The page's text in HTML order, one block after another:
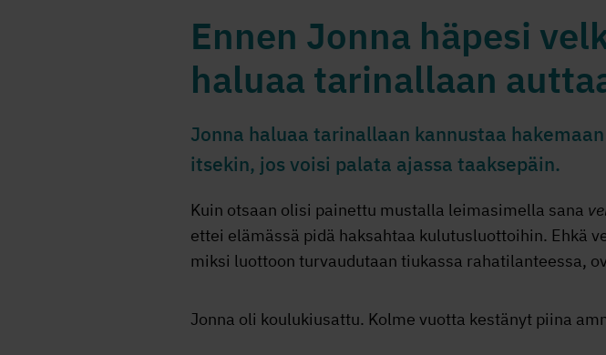
Ennen Jonna häpesi
haluaa tarinallaan
Jonna haluaa tarinallaan kannustaa
itsekin, jos voisi palata ajassa taaksepäin.
Kuin otsaan olisi painettu mustalla leimasimella sana
ettei elämässä pidä haksahtaa kulutusluottoihin. Ehkä
miksi luottoon turvaudutaan tiukassa rahatilanteessa,
Jonna oli koulukiusattu. Kolme vuotta kestänyt piina